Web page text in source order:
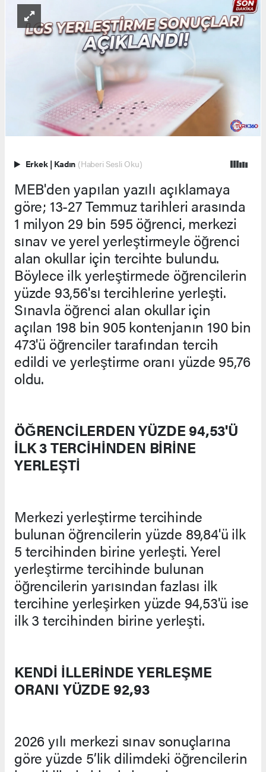
Erkek | Kadın (Haberi Sesli Oku)
MEB'den yapılan yazılı açıklamaya
göre; 13-27 Temmuz tarihleri arasında
1 milyon 29 bin 595 öğrenci, merkezi
sınav ve yerel yerleştirmeyle öğrenci
alan okullar için tercihte bulundu.
Böylece ilk yerleştirmede öğrencilerin
yüzde 93,56'sı tercihlerine yerleşti.
Sınavla öğrenci alan okullar için
açılan 198 bin 905 kontenjanın 190 bin
473'ü öğrenciler tarafından tercih
edildi ve yerleştirme oranı yüzde 95,76
oldu.
ÖĞRENCİLERDEN YÜZDE 94,53'Ü
İLK 3 TERCİHİNDEN BİRİNE
YERLEŞTİ
Merkezi yerleştirme tercihinde
bulunan öğrencilerin yüzde 89,84'ü ilk
5 tercihinden birine yerleşti. Yerel
yerleştirme tercihinde bulunan
öğrencilerin yarısından fazlası ilk
tercihine yerleşirken yüzde 94,53'ü ise
ilk 3 tercihinden birine yerleşti.
KENDİ İLLERİNDE YERLEŞME
ORANI YÜZDE 92,93
2026 yılı merkezi sınav sonuçlarına
göre yüzde 5’lik dilimdeki öğrencilerin